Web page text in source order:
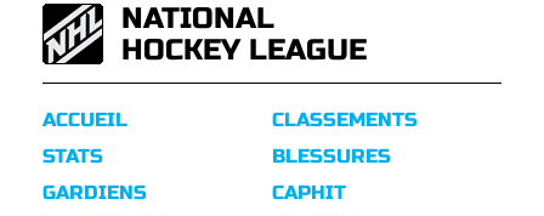
NATIONAL
HOCKEY LEAGUE
ACCUEIL
STATS
GARDIENS
CLASSEMENTS
BLESSURES
CAPHIT